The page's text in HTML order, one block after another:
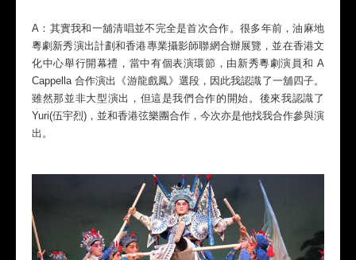
A：其實我和一舖清唱並不完全是首次合作。很多年前，油麻地
粵劇新秀演出計劃和香港專業攝影師聯網合辦展覽，並在香港文
化中心舉行開幕禮，當中有個表演環節，由新秀粵劇演員和 A
Cappella 合作演出《游龍戲鳳》選段，因此我認識了一舖四子。
雖然那並非大型演出，但這是我們合作的開始。後來我認識了
Yuri(伍宇烈)，並和香港弦樂團合作，今次亦是他找我合作參與演
出。